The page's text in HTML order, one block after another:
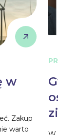
w
Zakup
warto
PR